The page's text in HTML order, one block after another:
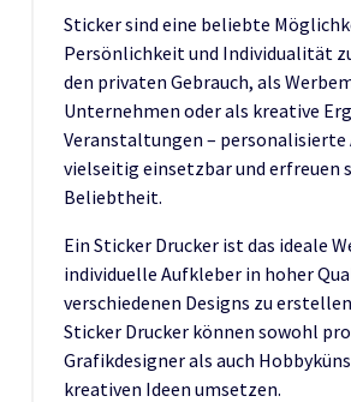
Sticker sind eine beliebte
Persönlichkeit und Individualität
den privaten Gebrauch, als
Unternehmen oder als kreative
Veranstaltungen – personalisierte
vielseitig einsetzbar und erfreuen
Beliebtheit.
Ein Sticker Drucker ist das ideale
individuelle Aufkleber in hoher
verschiedenen Designs zu
Sticker Drucker können sowohl
Grafikdesigner als auch
kreativen Ideen umsetzen.